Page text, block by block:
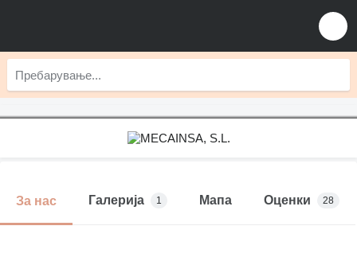
За нас Галерија 1 Мапа Оценки 28